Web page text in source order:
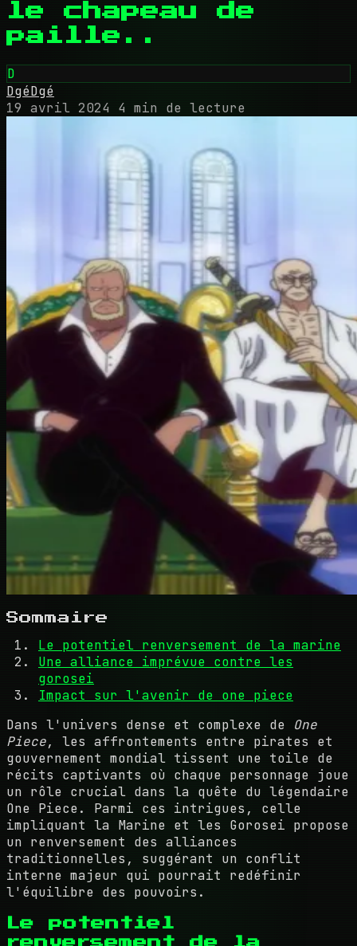
le chapeau de
paille..
D
DgéDgé
19 avril 2024
4 min de lecture
Sommaire
Le potentiel renversement de la marine
Une alliance imprévue contre les
gorosei
Impact sur l'avenir de one piece
Dans l'univers dense et complexe de One
Piece, les affrontements entre pirates et
gouvernement mondial tissent une toile de
récits captivants où chaque personnage joue
un rôle crucial dans la quête du légendaire
One Piece. Parmi ces intrigues, celle
impliquant la Marine et les Gorosei propose
un renversement des alliances
traditionnelles, suggérant un conflit
interne majeur qui pourrait redéfinir
l'équilibre des pouvoirs.
Le potentiel
renversement de la